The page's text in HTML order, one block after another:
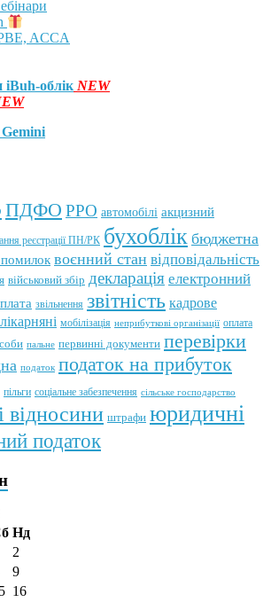
ACCA
облік NEW
ПДФО РРО автомобілі акцизний
реєстрації ПН/РК бухоблік бюджетна
воєнний стан відповідальність
військовий збір декларація електронний
звільнення звітність кадрове
лікарняні мобілізація неприбуткові організації оплата
пальне первинні документи перевірки
податок податок на прибуток
пільги соціальне забезпечення сільське господарство
відносини штрафи юридичні
податок
Нд
2
9
16